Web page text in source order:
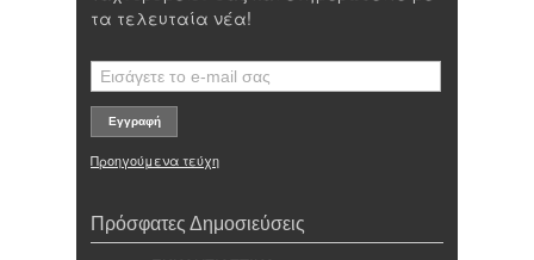
τα τελευταία νέα!
Προηγούμενα τεύχη
Πρόσφατες Δημοσιεύσεις